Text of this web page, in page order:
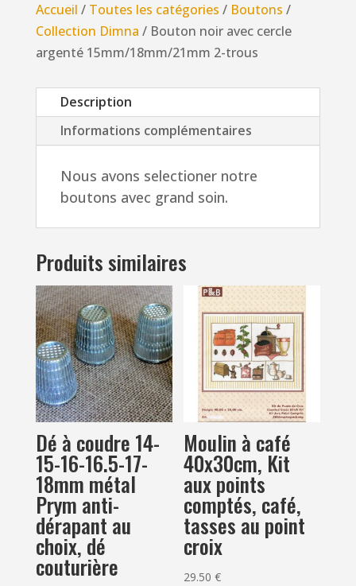
cercle
argenté
15mm/18mm/21mm
2-
trous
Accueil / Toutes les catégories / Boutons /
Collection Dimna / Bouton noir avec cercle
argenté 15mm/18mm/21mm 2-trous
Description
Informations complémentaires
Nous avons selectioner notre
boutons avec grand soin.
Produits similaires
Dé à coudre 14-
15-16-16.5-17-
18mm métal
Prym anti-
dérapant au
choix, dé
couturière
Moulin à café
40x30cm, Kit
aux points
comptés, café,
tasses au point
croix
29.50€